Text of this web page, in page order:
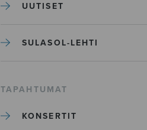
UUTISET
SULASOL-LEHTI
TAPAHTUMAT
KONSERTIT